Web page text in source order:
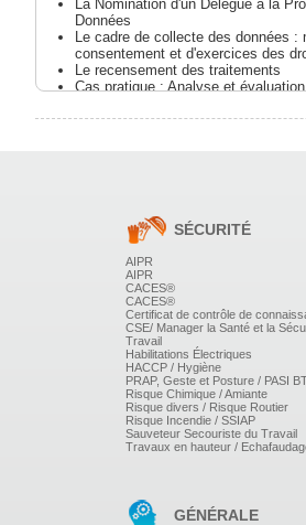
La Nomination d'un Délégué à la
Données
Le cadre de collecte des données :
consentement et d'exercices des
Le recensement des traitements
Cas pratique : Analyse et
l'étude d'impact ou Privacy Impact
LA MISE EN CONFORMITÉ
EXISTANTS DANS
La sécurisation des données : les
matériels
Atelier : Les documents internes
sécurisation : charte informatique,
engagements de confidentialité,...
L'impact juridique du RGPD dans la
sous-traitants : prévoir l'évolution
par la réforme.
SÉCURITÉ
AIPR
AIPR
CACES®
CACES®
Certificat de contrôle de
CSE/ Manager la Santé et la
Travail
Habilitations Électriques
HACCP / Hygiène
PRAP, Geste et Posture / PASI
Risque Chimique / Amiante
Risque divers / Risque Routier
Risque Incendie / SSIAP
Sauveteur Secouriste du Travail
Travaux en hauteur /
GÉNÉRALE